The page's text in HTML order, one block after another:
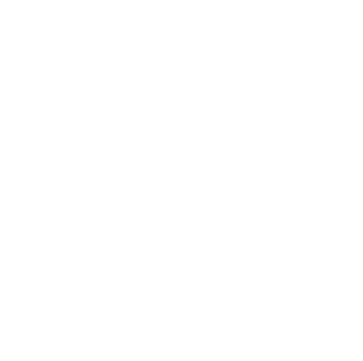
und Panoramablick auf die Bucht von